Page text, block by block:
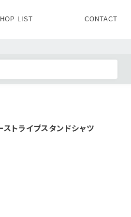
BOTTOMSSKIRT
LIST CONTACT
トライプスタンドシャツ